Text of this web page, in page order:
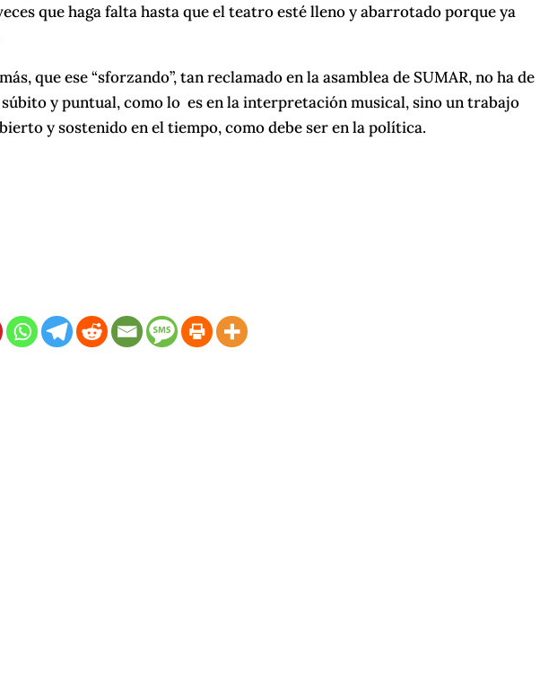
que haga falta hasta que el teatro esté lleno y abarrotado porque ya
que ese “sforzando”, tan reclamado en la asamblea de SUMAR, no ha de
y puntual, como lo es en la interpretación musical, sino un trabajo
y sostenido en el tiempo, como debe ser en la política.